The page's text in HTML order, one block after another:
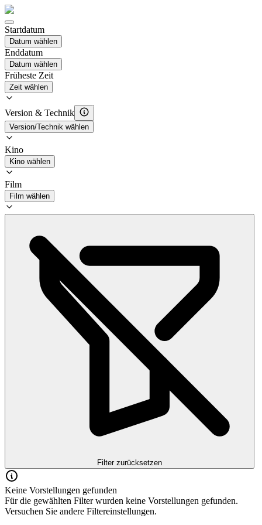
Startdatum
Datum wählen
Enddatum
Datum wählen
Früheste Zeit
Zeit wählen
Version & Technik
Version/Technik wählen
Kino
Kino wählen
Film
Film wählen
Filter zurücksetzen
Keine Vorstellungen gefunden
Für die gewählten Filter wurden keine Vorstellungen gefunden.
Versuchen Sie andere Filtereinstellungen.